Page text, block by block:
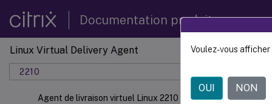
Documentation produit
Linux Virtual Delivery Agent
2210
Agent de livraison virtuel Linux 2210
Ce contenu a
Agent
Voulez-vous
OUI NON